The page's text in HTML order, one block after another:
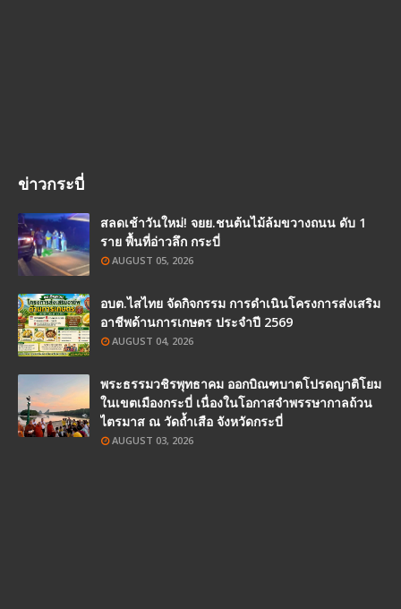
ข่าวกระบี่
สลดเช้าวันใหม่! จยย.ชนต้นไม้ล้มขวางถนน ดับ 1
ราย พื้นที่อ่าวลึก กระบี่
AUGUST 05, 2026
อบต.ไสไทย จัดกิจกรรม การดำเนินโครงการส่งเสริม
อาชีพด้านการเกษตร ประจำปี 2569
AUGUST 04, 2026
พระธรรมวชิรพุทธาคม ออกบิณฑบาตโปรดญาติโยม
ในเขตเมืองกระบี่ เนื่องในโอกาสจำพรรษากาลถ้วน
ไตรมาส ณ วัดถ้ำเสือ จังหวัดกระบี่
AUGUST 03, 2026